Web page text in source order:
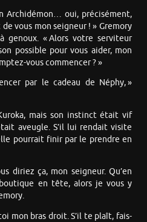
Archidémon… oui, précisément,
vous mon seigneur ! » Gremory
« Alors votre serviteur
possible pour vous aider, mon
vous commencer ? »
par le cadeau de Néphy, »
mais son instinct était vif
aveugle. S’il lui rendait visite
pourrait finir par le prendre en
diriez ça, mon seigneur. Qu’en
en tête, alors je vous y
mon bras droit. S’il te plaît, fais-